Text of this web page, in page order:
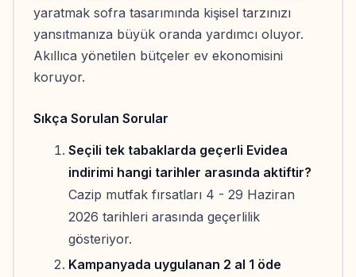
yaratmak sofra tasarımında kişisel tarzınızı
yansıtmanıza büyük oranda yardımcı oluyor.
Akıllıca yönetilen bütçeler ev ekonomisini
koruyor.
Sıkça Sorulan Sorular
Seçili tek tabaklarda geçerli Evidea
indirimi hangi tarihler arasında aktiftir?
Cazip mutfak fırsatları 4 - 29 Haziran
2026 tarihleri arasında geçerlilik
gösteriyor.
Kampanyada uygulanan 2 al 1 öde